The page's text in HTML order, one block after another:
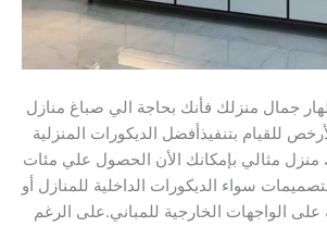
جمال منزلك فأنك بحاجة الي صباغ منازل
للقيام بتنفيذأفضل الديكورات المنزلية
مثالي بإمكانك الأن الحصول علي مئات
سواء الديكورات الداخلية للمنازل أو
على الواجهات الخارجية للمباني.على الرغم